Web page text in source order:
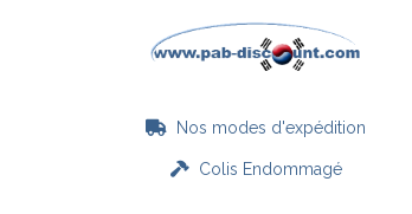
 Nos modes d'expédition
Colis Endommagé